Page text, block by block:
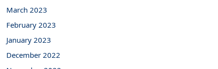
March 2023
February 2023
January 2023
December 2022